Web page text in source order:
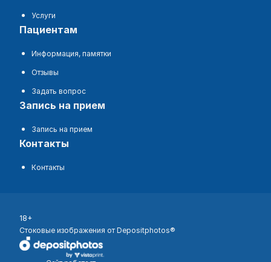
Услуги
пациентам
Информация, памятки
Отзывы
Задать вопрос
запись на прием
Запись на прием
контакты
Контакты
18+
Стоковые изображения от Depositphotos®